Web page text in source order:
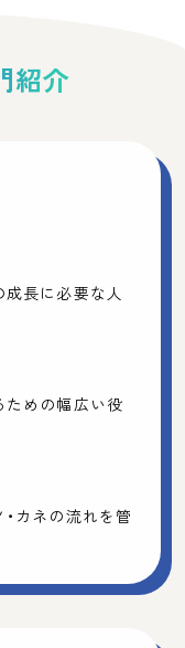
紹介
長に必要な人
めの幅広い役
カネの流れを管